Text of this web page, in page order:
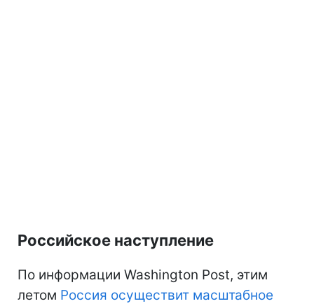
Российское наступление
По информации Washington Post, этим
летом Россия осуществит масштабное